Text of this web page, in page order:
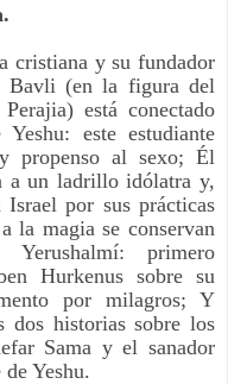
cristiana y su fundador
Bavli (en la figura del
está conectado
este estudiante
propenso al sexo; Él
a un ladrillo idólatra y,
por sus prácticas
la magia se conservan
primero
Hurkenus sobre su
por milagros; Y
dos historias sobre los
Sama y el sanador
Yeshu.